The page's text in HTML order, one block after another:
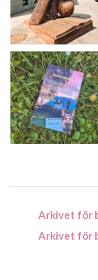
Arkivet för
Arkivet för